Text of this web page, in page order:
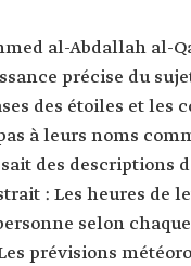
al-Abdallah al-
précise du
des étoiles et les
à leurs noms
des descriptions
: Les heures de
selon
prévisions